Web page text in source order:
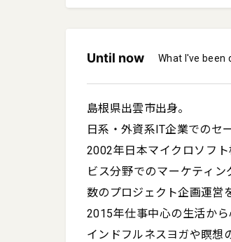
Until now What I've been
島根県出雲市出身。
日系・外資系IT企業でのセ
2002年日本マイクロソフ
ビス分野でのマーケティ
数のプロジェクト企画運営
2015年仕事中心の生活か
インドフルネスヨガや瞑想